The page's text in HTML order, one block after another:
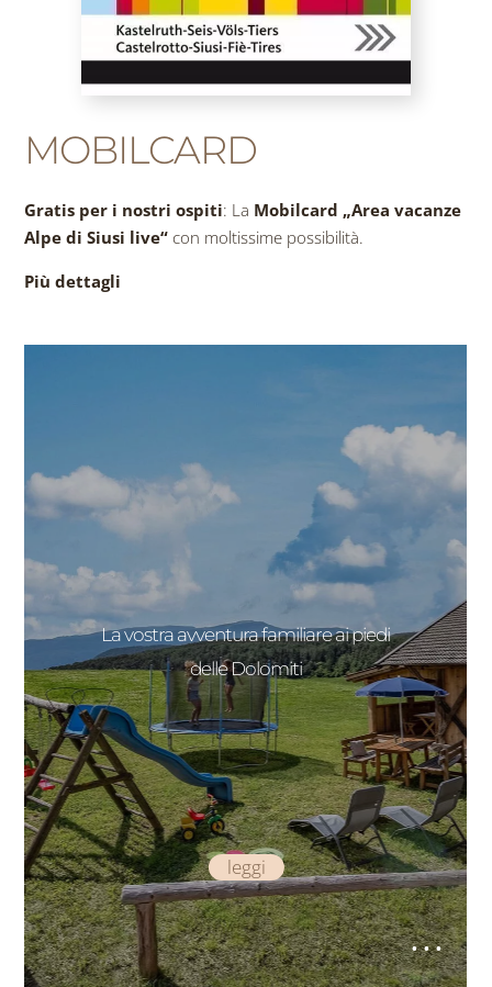
MOBILCARD
Gratis per i nostri ospiti: La Mobilcard „Area vacanze
Alpe di Siusi live“ con moltissime possibilità.
Più dettagli
La vostra avventura familiare ai piedi
delle Dolomiti
leggi